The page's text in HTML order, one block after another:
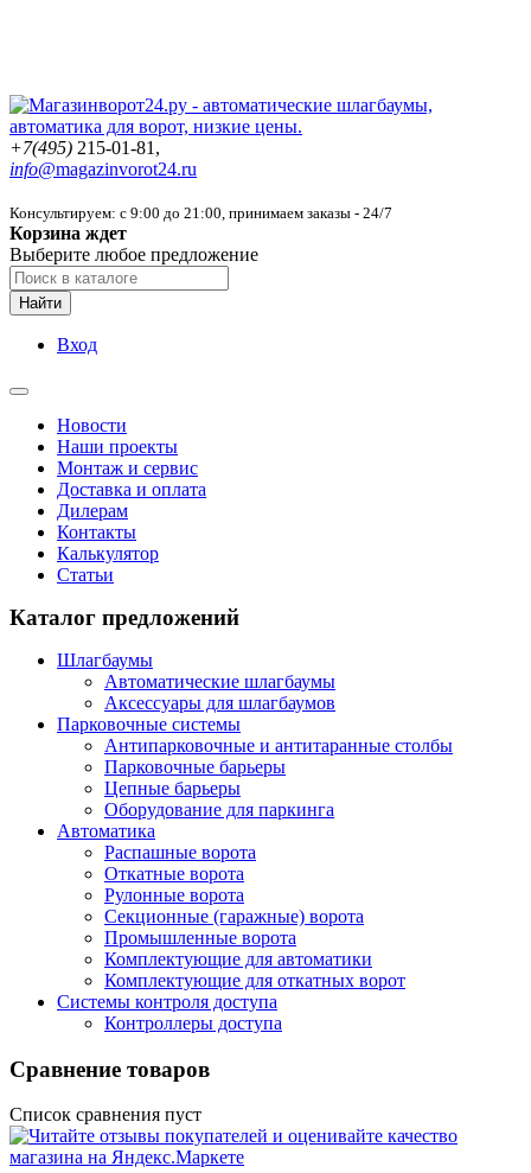
+7(495) 215-01-81,
info@magazinvorot24.ru
Консультируем: с 9:00 до 21:00, принимаем заказы - 24/7
Корзина ждет
Выберите любое предложение
Найти
Вход
Новости
Наши проекты
Монтаж и сервис
Доставка и оплата
Дилерам
Контакты
Калькулятор
Статьи
Каталог предложений
Шлагбаумы
Автоматические шлагбаумы
Аксессуары для шлагбаумов
Парковочные системы
Антипарковочные и антитаранные столбы
Парковочные барьеры
Цепные барьеры
Оборудование для паркинга
Автоматика
Распашные ворота
Откатные ворота
Рулонные ворота
Секционные (гаражные) ворота
Промышленные ворота
Комплектующие для автоматики
Комплектующие для откатных ворот
Системы контроля доступа
Контроллеры доступа
Сравнение товаров
Список сравнения пуст